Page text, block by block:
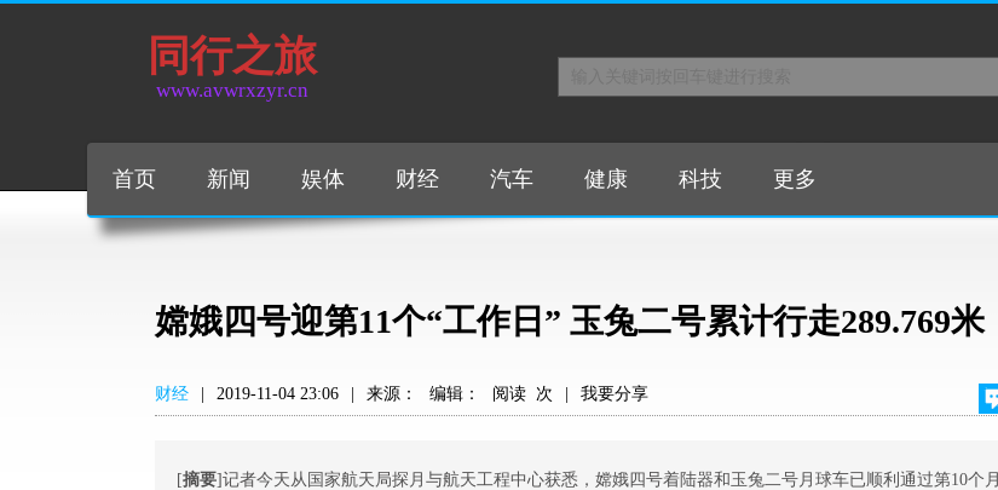
同行之旅
www.avwrxzyr.cn
首页 新闻 娱体 财经 汽车 健康 科技 更多
嫦娥四号迎第11个“工作日” 玉兔二号累计行走289.769米
财经 2019-11-04 23:06 来源： 编辑： 阅读 次 我要分享
[摘要]记者今天从国家航天局探月与航天工程中心获悉，嫦娥四号着陆器和玉兔二号月球车已顺利通过第10个月